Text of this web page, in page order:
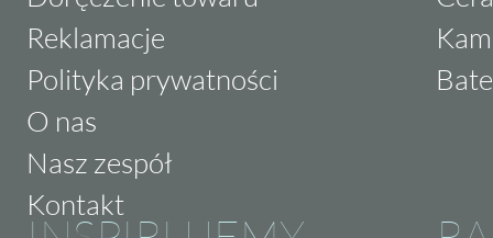
Reklamacje
Polityka prywatności
O nas
Nasz zespół
Kontakt